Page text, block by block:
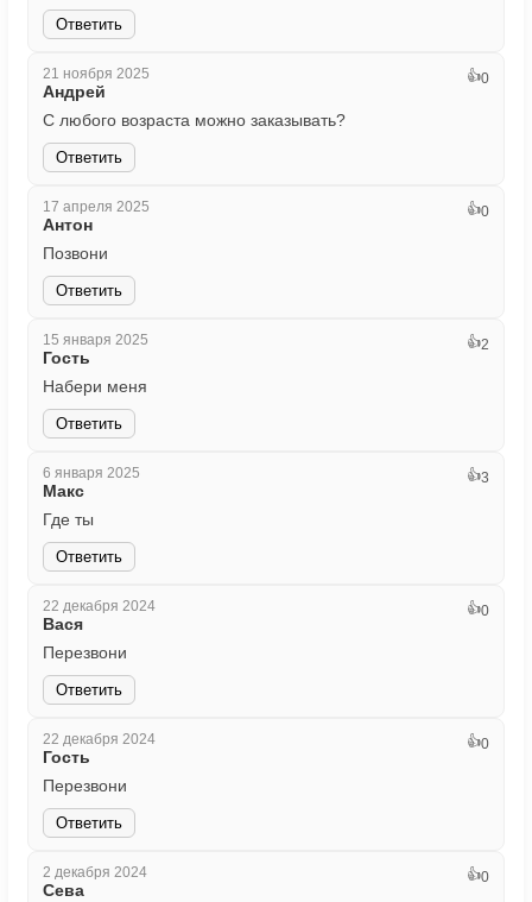
Ответить
21 ноября 2025
Андрей
👍0
С любого возраста можно заказывать?
Ответить
17 апреля 2025
Антон
👍0
Позвони
Ответить
15 января 2025
Гость
👍2
Набери меня
Ответить
6 января 2025
Макс
👍3
Где ты
Ответить
22 декабря 2024
Вася
👍0
Перезвони
Ответить
22 декабря 2024
Гость
👍0
Перезвони
Ответить
2 декабря 2024
Сева
👍0